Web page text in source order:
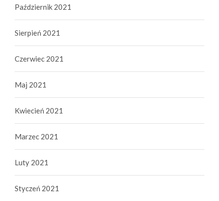
Październik 2021
Sierpień 2021
Czerwiec 2021
Maj 2021
Kwiecień 2021
Marzec 2021
Luty 2021
Styczeń 2021